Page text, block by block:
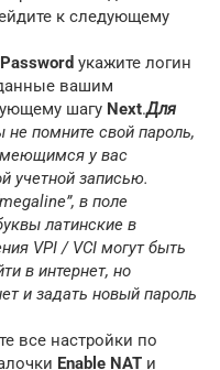
к следующему
укажите логин
вашим
шагу Next.Для
не помните свой пароль,
у вас
учетной записью.
в поле
латинские в
VPI / VCI могут быть
в интернет, но
и задать новый пароль
все настройки по
Enable NAT и